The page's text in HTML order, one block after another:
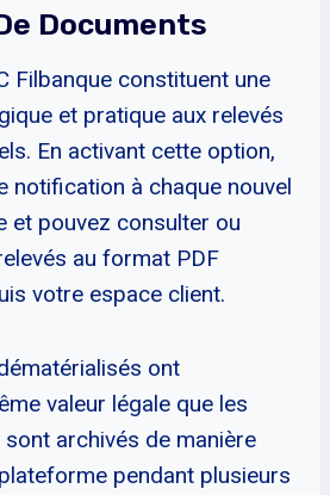
Documents
Filbanque constituent une
et pratique aux relevés
En activant cette option,
notification à chaque nouvel
et pouvez consulter ou
au format PDF
votre espace client.
ont
valeur légale que les
archivés de manière
pendant plusieurs